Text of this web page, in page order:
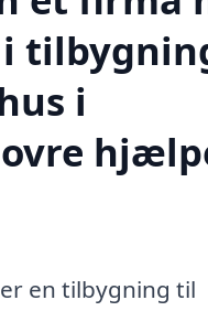
i
i
en tilbygning til